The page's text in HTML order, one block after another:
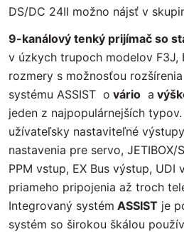
DS/DC 24II možno nájsť v
9-kanálový tenký prijímač so
v úzkych trupoch modelov F3J,
rozmery s možnosťou
systému ASSIST o vário a
jeden z najpopulárnejších
užívateľsky nastaviteľné
nastavenia pre servo, JETIBOX/
PPM vstup, EX Bus výstup, UDI
priameho pripojenia až troch
Integrovaný systém ASSIST je
systém so širokou škálou